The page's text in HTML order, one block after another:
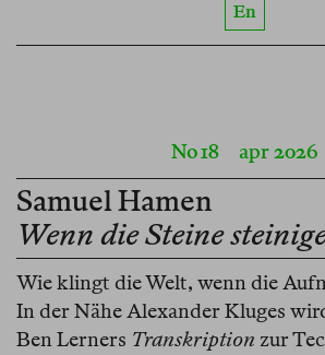
En
No 18 apr 2026
Samuel Hamen
Wenn die Steine
Wie klingt die Welt, wenn die
In der Nähe Alexander Kluges
Ben Lerners Transkription zur